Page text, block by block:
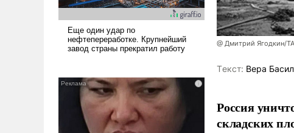
@ Дмитрий Ягодкин/
Tекст: Вера
Россия
складских